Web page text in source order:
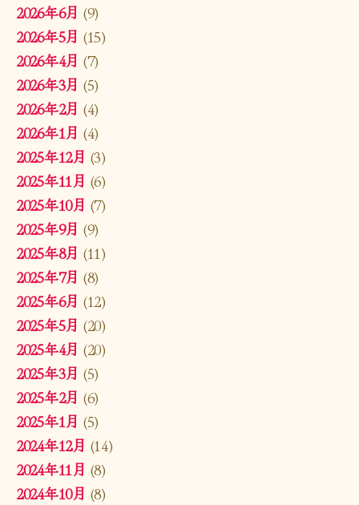
2026年6月 (9)
2026年5月 (15)
2026年4月 (7)
2026年3月 (5)
2026年2月 (4)
2026年1月 (4)
2025年12月 (3)
2025年11月 (6)
2025年10月 (7)
2025年9月 (9)
2025年8月 (11)
2025年7月 (8)
2025年6月 (12)
2025年5月 (20)
2025年4月 (20)
2025年3月 (5)
2025年2月 (6)
2025年1月 (5)
2024年12月 (14)
2024年11月 (8)
2024年10月 (8)